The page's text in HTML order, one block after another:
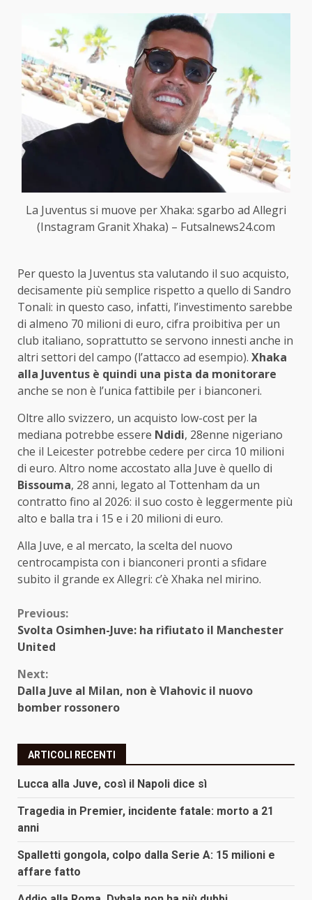
La Juventus si muove per Xhaka: sgarbo ad Allegri
(Instagram Granit Xhaka) – Futsalnews24.com
Per questo la Juventus sta valutando il suo acquisto,
decisamente più semplice rispetto a quello di Sandro
Tonali: in questo caso, infatti, l’investimento sarebbe
di almeno 70 milioni di euro, cifra proibitiva per un
club italiano, soprattutto se servono innesti anche in
altri settori del campo (l’attacco ad esempio). Xhaka
alla Juventus è quindi una pista da monitorare
anche se non è l’unica fattibile per i bianconeri.
Oltre allo svizzero, un acquisto low-cost per la
mediana potrebbe essere Ndidi, 28enne nigeriano
che il Leicester potrebbe cedere per circa 10 milioni
di euro. Altro nome accostato alla Juve è quello di
Bissouma, 28 anni, legato al Tottenham da un
contratto fino al 2026: il suo costo è leggermente più
alto e balla tra i 15 e i 20 milioni di euro.
Alla Juve, e al mercato, la scelta del nuovo
centrocampista con i bianconeri pronti a sfidare
subito il grande ex Allegri: c’è Xhaka nel mirino.
Continue
Reading
Previous:
Svolta Osimhen-Juve: ha rifiutato il Manchester
United
Next:
Dalla Juve al Milan, non è Vlahovic il nuovo
bomber rossonero
ARTICOLI RECENTI
Lucca alla Juve, così il Napoli dice sì
Tragedia in Premier, incidente fatale: morto a 21
anni
Spalletti gongola, colpo dalla Serie A: 15 milioni e
affare fatto